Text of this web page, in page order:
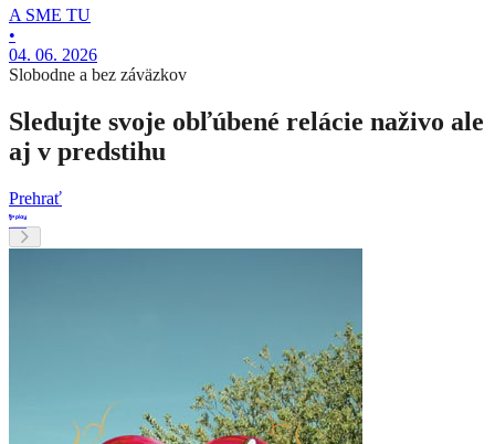
A SME TU
•
04. 06. 2026
Slobodne a bez záväzkov
Sledujte svoje obľúbené relácie naživo ale
aj v predstihu
Prehrať